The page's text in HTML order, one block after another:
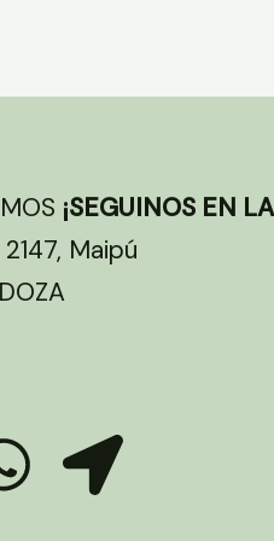
¡SEGUINOS EN
Maipú